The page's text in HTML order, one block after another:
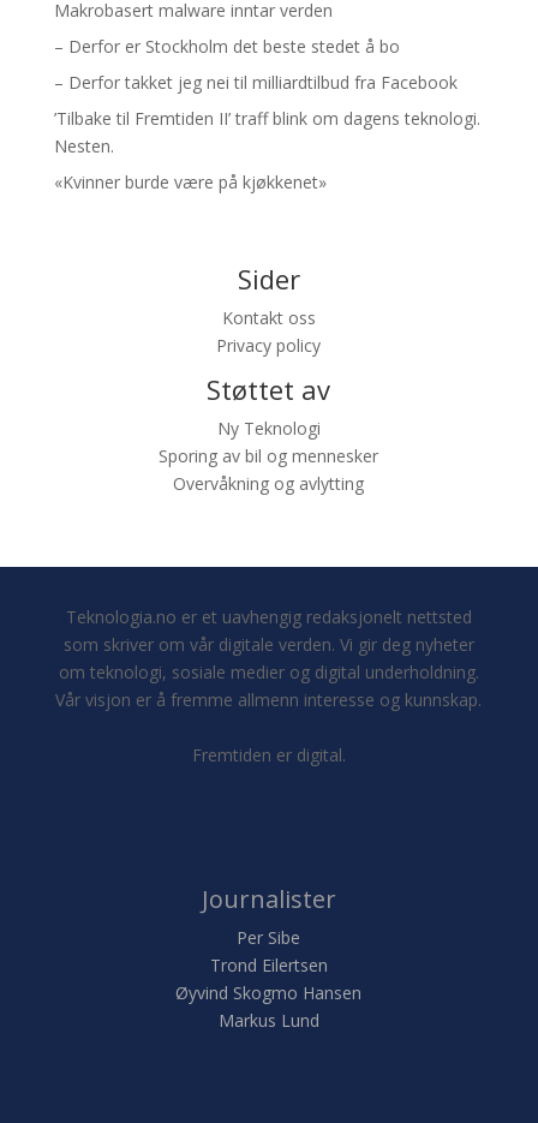
Makrobasert malware inntar verden
– Derfor er Stockholm det beste stedet å bo
– Derfor takket jeg nei til milliardtilbud fra Facebook
’Tilbake til Fremtiden II’ traff blink om dagens teknologi.
Nesten.
«Kvinner burde være på kjøkkenet»
Sider
Kontakt oss
Privacy policy
Støttet av
Ny Teknologi
Sporing av bil og mennesker
Overvåkning og avlytting
Teknologia.no er et uavhengig redaksjonelt nettsted
som skriver om vår digitale verden. Vi gir deg nyheter
om teknologi, sosiale medier og digital underholdning.
Vår visjon er å fremme allmenn interesse og kunnskap.
Fremtiden er digital.
Journalister
Per Sibe
Trond Eilertsen
Øyvind Skogmo Hansen
Markus Lund